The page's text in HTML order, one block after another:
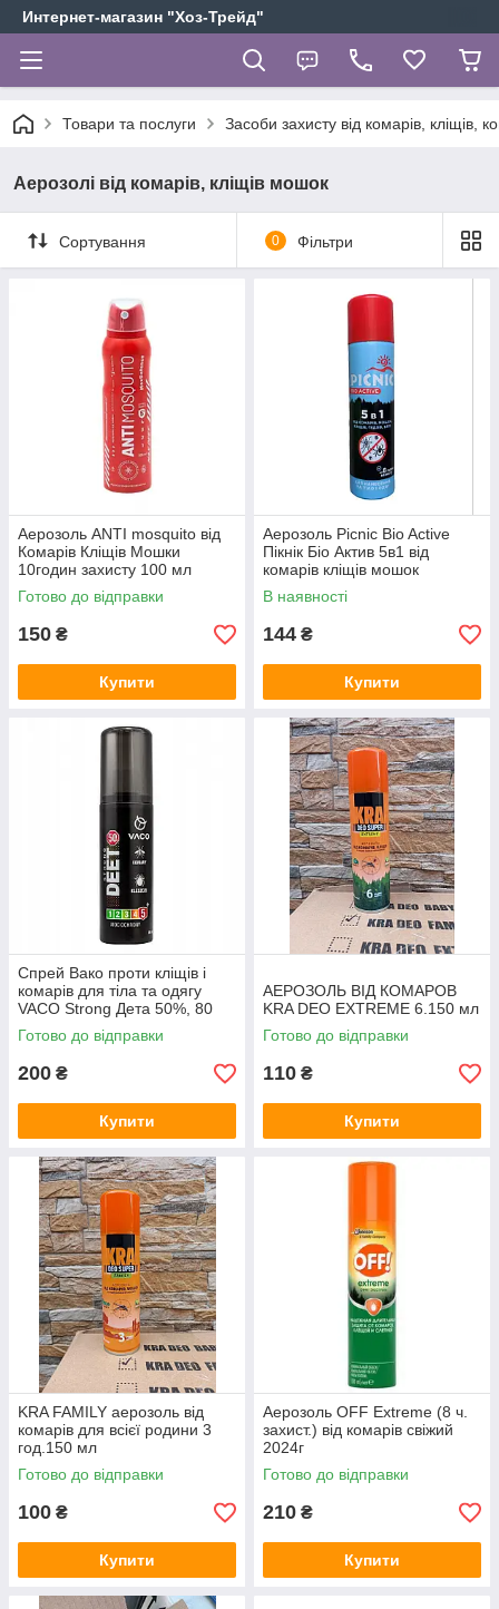
Интернет-магазин "Хоз-Трейд"
Товари та послуги Засоби захисту від комарів, кліщів,
Аерозолі від комарів, кліщів мошок
Сортування 0 Фільтри
Аерозоль ANTI mosquito від
Комарів Кліщів Мошки
10годин захисту 100 мл
Готово до відправки
150 ₴
Купити
Аерозоль Picnic Bio Active
Пікнік Біо Актив 5в1 від
комарів кліщів мошок
В наявності
144 ₴
Купити
Спрей Вако проти кліщів і
комарів для тіла та одягу
VACO Strong Дета 50%, 80
мл
Готово до відправки
200 ₴
Купити
АЕРОЗОЛЬ ВІД КОМАРОВ
KRA DEO EXTREME 6.150 мл
Готово до відправки
110 ₴
Купити
KRA FAMILY аерозоль від
комарів для всієї родини 3
год.150 мл
Готово до відправки
100 ₴
Купити
Аерозоль OFF Extreme (8 ч.
захист.) від комарів свіжий
2024г
Готово до відправки
210 ₴
Купити